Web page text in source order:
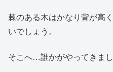
棘のある木はかなり背が高
いでしょう。
そこへ…誰かがやってきまし